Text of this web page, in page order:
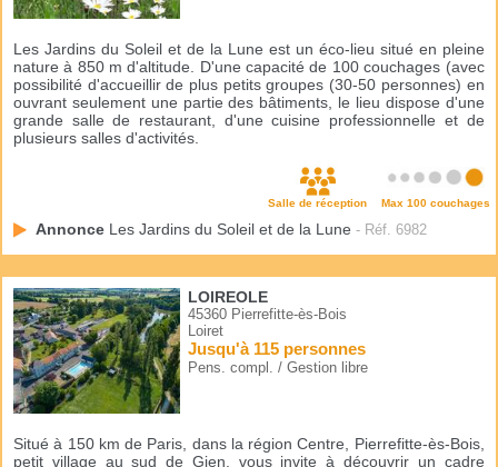
Les Jardins du Soleil et de la Lune est un éco-lieu situé en pleine
nature à 850 m d'altitude. D'une capacité de 100 couchages (avec
possibilité d'accueillir de plus petits groupes (30-50 personnes) en
ouvrant seulement une partie des bâtiments, le lieu dispose d'une
grande salle de restaurant, d'une cuisine professionnelle et de
plusieurs salles d'activités.
Salle de réception Max 100 couchages
Annonce Les Jardins du Soleil et de la Lune - Réf. 6982
LOIREOLE
45360 Pierrefitte-ès-Bois
Loiret
Jusqu'à 115 personnes
Pens. compl. / Gestion libre
Situé à 150 km de Paris, dans la région Centre, Pierrefitte-ès-Bois,
petit village au sud de Gien, vous invite à découvrir un cadre